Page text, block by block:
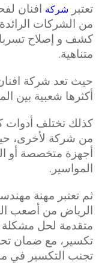
تعتبر شركة افنان
من الشركات
كشف و إصلاح
متناهية.
حيث تعد شركة
أكثرها شعبية بين
كذلك تختلف أدوات
من شركة لأخرى،
أجهزة متخصصة
المواسير.
ثم تعتبر مهنة
الرياض من أصعب
متقدمة لحل مشكلة
تكسير، مع ضمان
تجنب التكسير في